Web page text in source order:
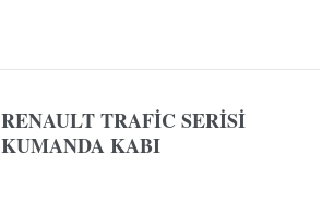
RENAULT TRAFİC SERİSİ
KUMANDA KABI